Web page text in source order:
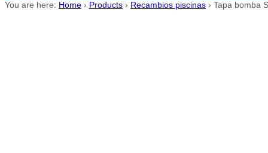
You are here: Home › Products › Recambios piscinas › Tapa bomba